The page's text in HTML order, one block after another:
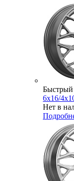
Быстрый
6x16/
Нет в